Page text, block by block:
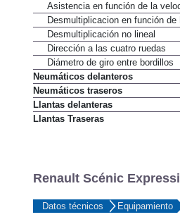
Asistencia en función de la
Desmultiplicacion en función de
Desmultiplicación no lineal
Dirección a las cuatro ruedas
Diámetro de giro entre bordillos
Neumáticos delanteros
Neumáticos traseros
Llantas delanteras
Llantas Traseras
Renault Scénic
Datos técnicos Equipamiento